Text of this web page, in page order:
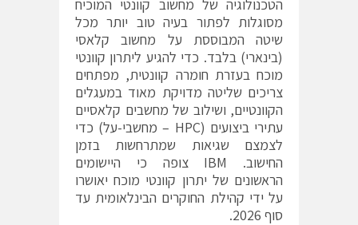
הטכנולוגיה של מחשוב קוונטי המוכיח
מסוגלות לפתור בעיה טוב יותר מכל
שיטה המבוססת על מחשוב קלאסי
(בינארי) בלבד. כדי להגיע ליתרון קוונטי
מוכח בעזרת חומרה קוונטית, מפתחים
צריכים שליטה מדויקת מאוד במעגלים
הקוונטיים, ושילוב של מחשבים קלאסיים
עתירי ביצועים (HPC – מחשבי-על) כדי
לצמצם שגיאות שמתרחשות בזמן
החישוב. IBM צופה כי היישומים
הראשונים של יתרון קוונטי מוכח יאושרו
על ידי קהילת החוקרים הבינלאומית עד
סוף 2026.